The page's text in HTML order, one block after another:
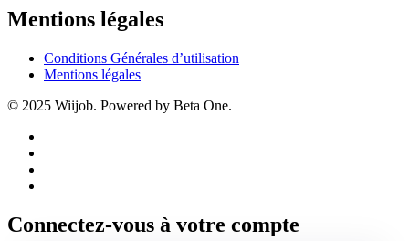
Mentions légales
Conditions Générales d’utilisation
Mentions légales
© 2025 Wiijob. Powered by Beta One.
Connectez-vous à votre compte